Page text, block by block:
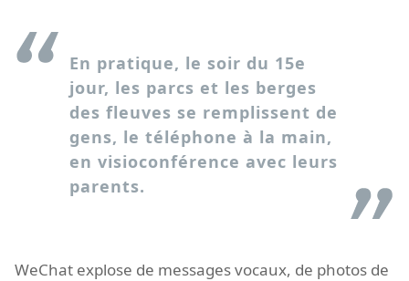
En pratique, le soir du 15e
jour, les parcs et les berges
des fleuves se remplissent de
gens, le téléphone à la main,
en visioconférence avec leurs
parents.
WeChat explose de messages vocaux, de photos de